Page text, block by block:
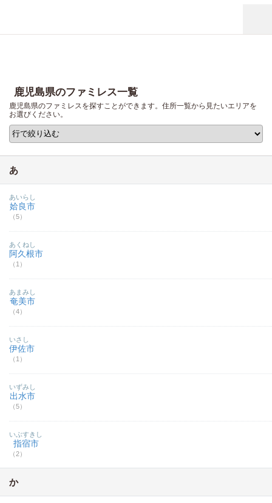
鹿児島県のファミレス一覧
鹿児島県のファミレスを探すことができます。住所一覧から見たいエリアを
お選びください。
あ
姶良市
（5）
あいらし
阿久根市
（1）
あくねし
奄美市
（4）
あまみし
伊佐市
（1）
いさし
出水市
（5）
いずみし
指宿市
（2）
いぶすきし
か